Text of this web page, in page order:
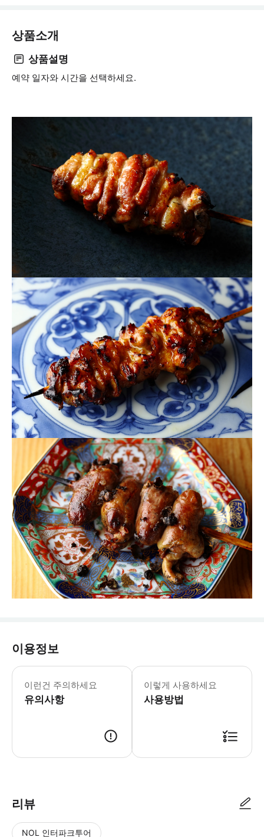
상품소개
상품설명
예약 일자와 시간을 선택하세요.
이용정보
이런건 주의하세요
유의사항
이렇게 사용하세요
사용방법
리뷰
NOL 인터파크투어